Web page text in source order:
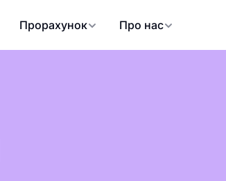
Прорахунок Про нас